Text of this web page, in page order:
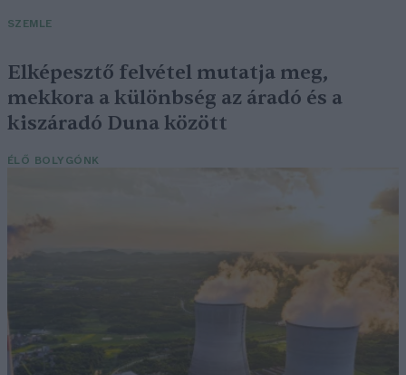
SZEMLE
Elképesztő felvétel mutatja meg,
mekkora a különbség az áradó és a
kiszáradó Duna között
ÉLŐ BOLYGÓNK